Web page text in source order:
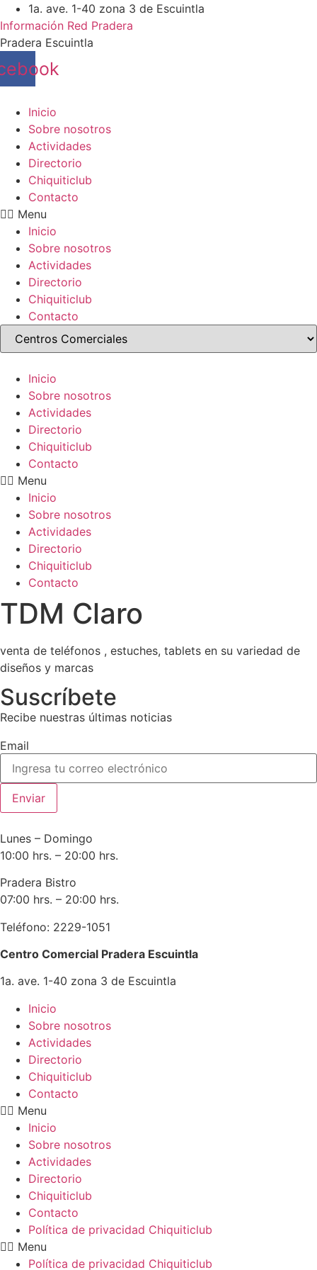
al
contenido
1a. ave. 1-40 zona 3 de Escuintla
Información Red Pradera
Pradera Escuintla
Inicio
Sobre nosotros
Actividades
Directorio
Chiquiticlub
Contacto
Menu
Inicio
Sobre nosotros
Actividades
Directorio
Chiquiticlub
Contacto
Inicio
Sobre nosotros
Actividades
Directorio
Chiquiticlub
Contacto
Menu
Inicio
Sobre nosotros
Actividades
Directorio
Chiquiticlub
Contacto
TDM Claro
venta de teléfonos , estuches, tablets en su variedad de
diseños y marcas
Suscríbete
Recibe nuestras últimas noticias
Email
Enviar
Lunes – Domingo
10:00 hrs. – 20:00 hrs.
Pradera Bistro
07:00 hrs. – 20:00 hrs.
Teléfono: 2229-1051
Centro Comercial Pradera Escuintla
1a. ave. 1-40 zona 3 de Escuintla
Inicio
Sobre nosotros
Actividades
Directorio
Chiquiticlub
Contacto
Menu
Inicio
Sobre nosotros
Actividades
Directorio
Chiquiticlub
Contacto
Política de privacidad Chiquiticlub
Menu
Política de privacidad Chiquiticlub